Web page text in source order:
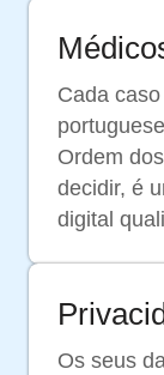
Cada
Ordem
decidir, é
digital
Os seus